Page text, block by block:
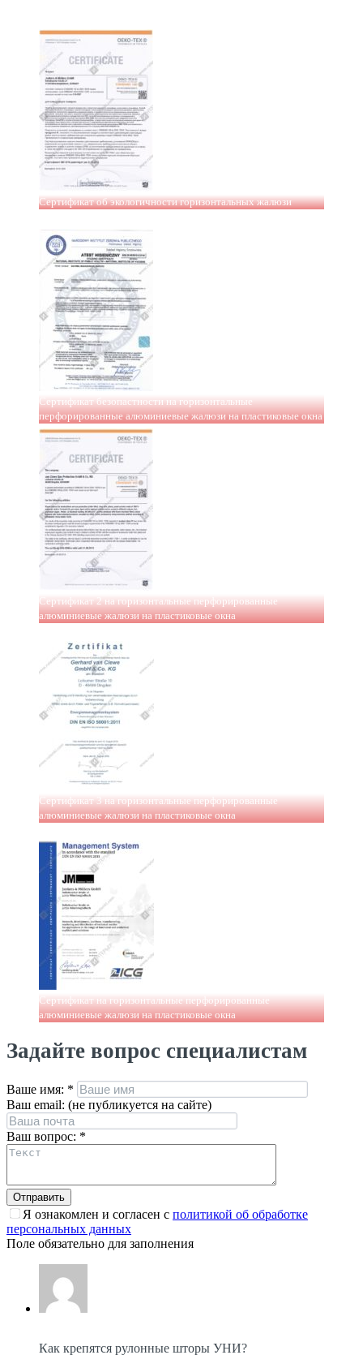
Сертификат об экологичности горизонтальных жалюзи
Сертификат безопастности на горизонтальные
перфорированные алюминиевые жалюзи на пластиковые окна
Сертификат 2 на горизонтальные перфорированные
алюминиевые жалюзи на пластиковые окна
Сертификат 3 на горизонтальные перфорированные
алюминиевые жалюзи на пластиковые окна
Сертификат на горизонтальные перфорированные
алюминиевые жалюзи на пластиковые окна
Задайте вопрос специалистам
Ваше имя: *
Ваш email: (не публикуется на сайте)
Ваш вопрос: *
Я ознакомлен и согласен с политикой об обработке
персональных данных
Поле обязательно для заполнения
Как крепятся рулонные шторы УНИ?